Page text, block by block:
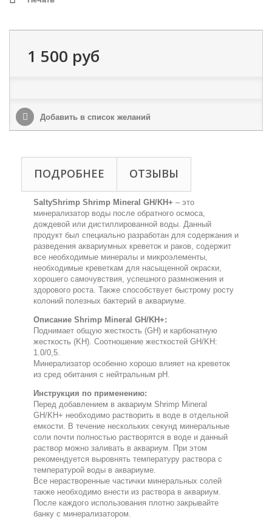
1 500 руб
Добавить в список желаний
ПОДРОБНЕЕ ОТЗЫВЫ
SaltyShrimp Shrimp Mineral GH/KH+ – это
минерализатор воды после обратного осмоса,
дождевой или дистиллированной воды. Данный
продукт был специально разработан для содержания и
разведения аквариумных креветок и раков, содержит
все необходимые минералы и микроэлементы,
необходимые креветкам для насыщенной окраски,
хорошего самочувствия, успешного размножения и
здорового роста. Также способствует быстрому росту
колоний полезных бактерий в аквариуме.
Описание Shrimp Mineral GH/KH+:
Поднимает общую жесткость (GH) и карбонатную
жесткость (KH). Соотношение жесткостей GH/KH:
1.0/0,5.
Минерализатор особенно хорошо влияет на креветок
из сред обитания с нейтральным pH.
Инструкция по применению:
Перед добавлением в аквариум Shrimp Mineral
GH/KH+ необходимо растворить в воде в отдельной
емкости. В течение нескольких секунд минеральные
соли почти полностью растворятся в воде и данный
раствор можно заливать в аквариум. При этом
рекомендуется выровнять температуру раствора с
температурой воды в аквариуме.
Все нерастворенные частички минеральных солей
также необходимо внести из раствора в аквариум.
После каждого использования плотно закрывайте
банку с минерализатором.